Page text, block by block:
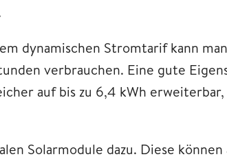
dynamischen Stromtarif kann
verbrauchen. Eine gute
auf bis zu 6,4 kWh
Solarmodule dazu. Diese